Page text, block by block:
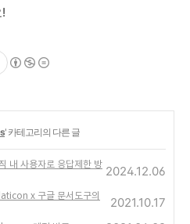
' 카테고리의 다른 글
내 사용자로 응답제한 방 2024.12.06
x 구글 문서도구의
2021.10.17